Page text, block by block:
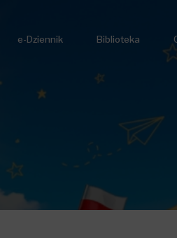
e-Dziennik Biblioteka